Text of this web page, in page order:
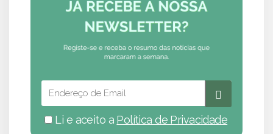
Li e aceito a Política de Privacidade